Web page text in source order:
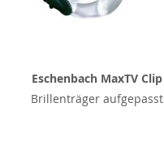
Eschenbach MaxTV Clip
Brillenträger aufgepasst